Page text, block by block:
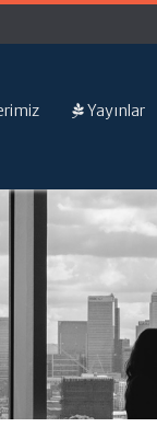
Yayınlar